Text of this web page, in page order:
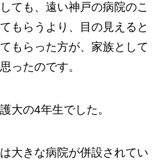
ても、遠い神戸の病院のこ
もらうより、目の見えると
もらった方が、家族として
ったのです。
大の4年生でした。
大きな病院が併設されてい